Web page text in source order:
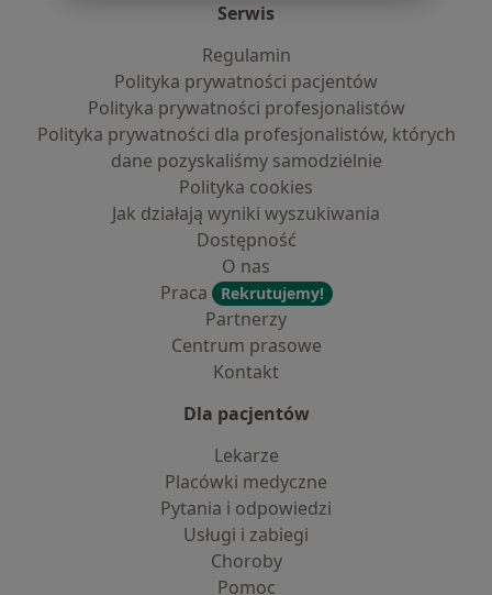
Serwis
Regulamin
Polityka prywatności pacjentów
Polityka prywatności profesjonalistów
Polityka prywatności dla profesjonalistów, których
dane pozyskaliśmy samodzielnie
Polityka cookies
Jak działają wyniki wyszukiwania
Dostępność
O nas
Praca
Rekrutujemy!
Partnerzy
Centrum prasowe
Kontakt
Dla pacjentów
Lekarze
Placówki medyczne
Pytania i odpowiedzi
Usługi i zabiegi
Choroby
Pomoc